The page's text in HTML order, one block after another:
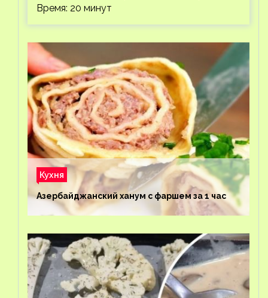
Время: 20 минут
Кухня
Азербайджанский ханум с фаршем за 1 час